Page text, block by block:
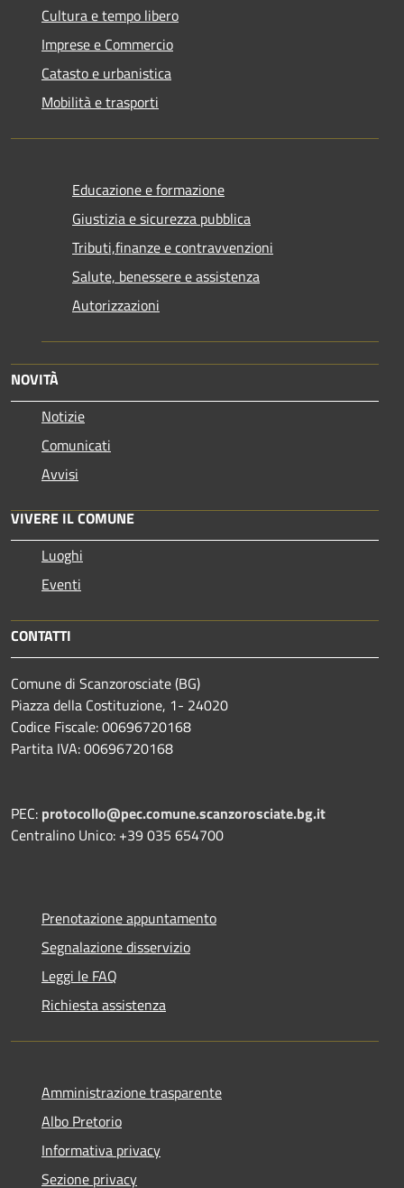
Cultura e tempo libero
Imprese e Commercio
Catasto e urbanistica
Mobilità e trasporti
Educazione e formazione
Giustizia e sicurezza pubblica
Tributi,finanze e contravvenzioni
Salute, benessere e assistenza
Autorizzazioni
NOVITÀ
Notizie
Comunicati
Avvisi
VIVERE IL COMUNE
Luoghi
Eventi
CONTATTI
Comune di Scanzorosciate (BG)
Piazza della Costituzione, 1- 24020
Codice Fiscale: 00696720168
Partita IVA: 00696720168
PEC: protocollo@pec.comune.scanzorosciate.bg.it
Centralino Unico: +39 035 654700
Prenotazione appuntamento
Segnalazione disservizio
Leggi le FAQ
Richiesta assistenza
Amministrazione trasparente
Albo Pretorio
Informativa privacy
Sezione privacy